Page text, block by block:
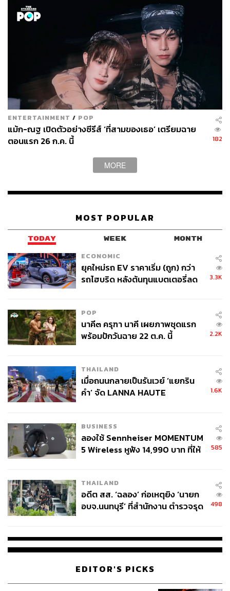
ซึ่งใน 2 ตอนแรกนอกจากซีรีส์ได้พาพวกเราทุกคนเห็นถึงที่
มาที่ไปของทั้ง 3 หนุ่มสำหรับการเดินทางครั้งนี้แล้ว ตัวซีรีส์
ยังพาเราไปทำความรู้จักกับตัวละครอื่นๆ ที่จะทำให้ผู้ชมอย่าง
เราได้ถอดบทเรียนไปกับชีวิตของพวกเขา ไม่ว่าจะเป็น เตอร์
(รับบทโดย ว่าน-ธนกฤต พานิชวิทย์) หนุ่มกรุงเทพฯ สุดกวนที่
ผันตัวเป็นเจ้าหน้าที่เขื่อนประจำจังหวัด และเป็นขวัญใจคนใน
จินต์จุฑา ศิริเพ็ง) ผู้เกิดมากับพรสวรรค์ในการเล่นเปียโน แต่
ดันไม่ใช่สิ่งที่ทำให้เธอมีความสุขจนทำให้เธอหนีออกจาก
บ้าน เช่นเดียวกันกับเบลล์ (รับบทโดย ฟ้อนด์-ณัฐทิชา จันทร
สนับสนุนจากพ่อแม่ เพราะพวกเขาอยากให้ทำงานประจำเพื่อ
ความมั่นคงในชีวิต
มากไปกว่านั้นตลอด 2 อีพีแรกสิ่งที่ปรากฏให้เห็นชัดคือ การ
หน้าที่เขื่อน’ ที่มีบทบาทสำคัญต่อปากท้องของชาวบ้าน หรือ
เกร็ดน่ารู้เกี่ยวกับจังหวัดนครนายกทั้งเรื่องพื้นดินทำกิน รวม
ถึงภูมิปัญญาชาวบ้านอย่างการดองมะยงชิด ผลไม้กระตุ้น
เศรษฐกิจชั้นเยี่ยมประจำจังหวัด ตลอดจนถึงฉายภาพให้พวก
วิถีชีวิตที่ไม่ต้องหวือหวา แต่อบอวลด้วยรอยยิ้มและความ
อบอุ่นที่ทุกคนสัมผัสกับความรู้สึกนี้ได้ด้วยกัน
ENTERTAINMENT / POP
แม้ก-ณฐ เปิดตัวอย่างซีรีส์ ‘ที่สามของเธอ’ เตรียมฉาย
ตอนแรก 26 ก.ค. นี้
182
MORE
MOST POPULAR
TODAY WEEK MONTH
ECONOMIC
ยุคใหม่รถ EV ราคาเริ่ม (ถูก) กว่า
รถไฮบริด หลังต้นทุนแบตเตอรี่ลด
3.3K
POP
นาคี๓ ครุฑา นาคี เผยภาพชุดแรก
พร้อมปักวันฉาย 22 ต.ค. นี้
2.2K
THAILAND
เมื่อถนนกลายเป็นรันเวย์ ‘แยกริน
คำ’ จัด LANNA HAUTE
1.6K
BUSINESS
ลองใช้ Sennheiser MOMENTUM
5 Wireless หูฟัง 14,990 บาท ที่ให้
585
THAILAND
อดีต สส. ‘ฉลอง’ ก่อเหตุยิง ‘นายก
อบจ.นนทบุรี’ ที่สำนักงาน ตำรวจรุด
498
EDITOR'S PICKS